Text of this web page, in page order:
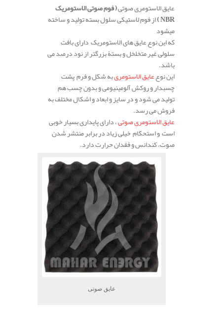
عایق الاستومری صوتی( فوم صوتی الاستومریک
NBR
)از فوم لاستیکی سلول بسته تولید و ساخته
میشود
که این نوع عایق های الاستومریک دارای بافت
سلولی غیر متخلخل و بستۀ بزرگتر از نود درصد می
باشد.
این نوععایق الاستومریبه شکل و فرم پشت
چسبدار و روکش آلومینیومی و بدون چسب هم
تولید می شود و در سایز و ابعاد و اشکال مختلف به
فروش می رسد.
عایق الاستومری صوتی، دارای پایداری بسیار خوبی
است و استحکام خیلی زیاد در برابر منتشر شدن
صوت، کندانس و فقدان حرارت دارد.
عایق صوتی